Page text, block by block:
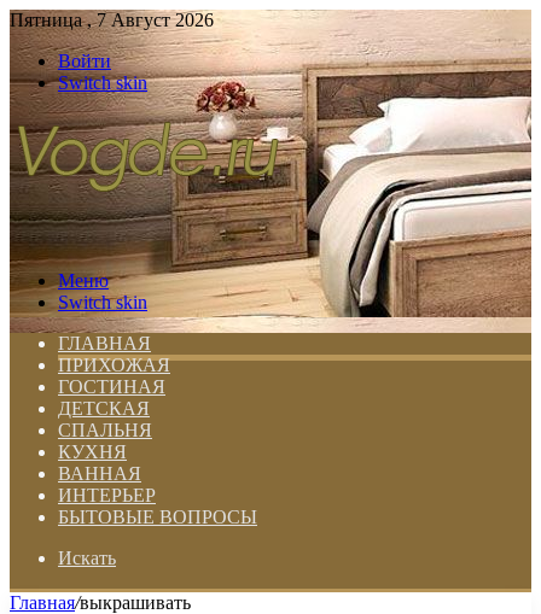
Пятница , 7 Август 2026
Войти
Switch skin
Меню
Switch skin
ГЛАВНАЯ
ПРИХОЖАЯ
ГОСТИНАЯ
ДЕТСКАЯ
СПАЛЬНЯ
КУХНЯ
ВАННАЯ
ИНТЕРЬЕР
БЫТОВЫЕ ВОПРОСЫ
Искать
Главная/выкрашивать